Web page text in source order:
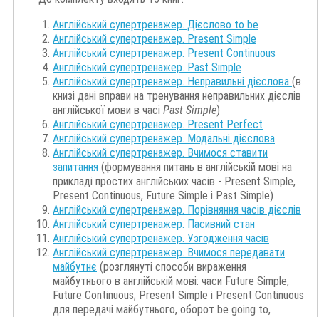
Англійський супертренажер. Дієслово to be
Англійський супертренажер. Present Simple
Англійський супертренажер. Present Continuous
Англійський супертренажер. Past Simple
Англійський супертренажер. Неправильні дієслова (в
книзі дані вправи на тренування неправильних дієслів
англійської мови в часі Past Simple)
Англійський супертренажер. Present Perfect
Англійський супертренажер. Модальні дієслова
Англійський супертренажер. Вчимося ставити
запитання (формування питань в англійській мові на
прикладі простих англійських часів - Present Simple,
Present Continuous, Future Simple і Past Simple)
Англійський супертренажер. Порівняння часів дієслів
Англійський супертренажер. Пасивний стан
Англійський супертренажер. Узгодження часів
Англійський супертренажер. Вчимося передавати
майбутнє (розглянуті способи вираження
майбутнього в англійській мові: часи Future Simple,
Future Continuous; Present Simple і Present Continuous
для передачі майбутнього, оборот be going to,